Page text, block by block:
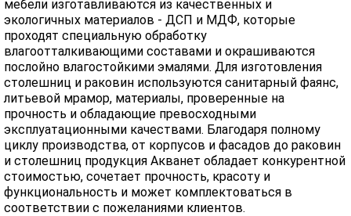
мебели изготавливаются из качественных и
экологичных материалов - ДСП и МДФ, которые
проходят специальную обработку
влагоотталкивающими составами и окрашиваются
послойно влагостойкими эмалями. Для изготовления
столешниц и раковин используются санитарный фаянс,
литьевой мрамор, материалы, проверенные на
прочность и обладающие превосходными
эксплуатационными качествами. Благодаря полному
циклу производства, от корпусов и фасадов до раковин
и столешниц продукция Акванет обладает конкурентной
стоимостью, сочетает прочность, красоту и
функциональность и может комплектоваться в
соответствии с пожеланиями клиентов.